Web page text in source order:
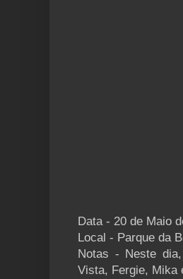
Data - 20 de Maio
Local - Parque da
Notas - Neste
Vista, Fergie, Mika